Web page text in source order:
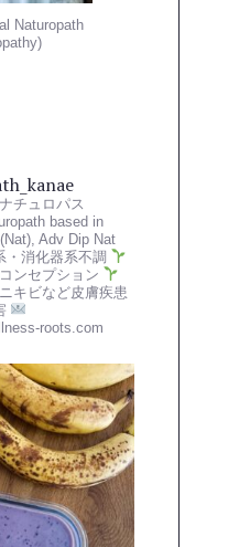
Naturopath
チュロパス
based in
Adv Dip Nat
・消化器系不調
ンセプション
キビなど皮膚疾患
roots.com